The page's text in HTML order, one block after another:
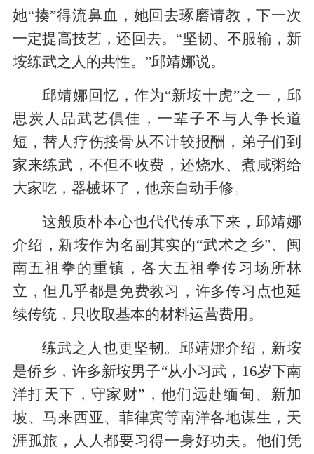
她“揍”得流鼻血，她回去琢磨请教，下一次
一定提高技艺，还回去。“坚韧、不服输，新
垵练武之人的共性。”邱靖娜说。
邱靖娜回忆，作为“新垵十虎”之一，邱
思炭人品武艺俱佳，一辈子不与人争长道
短，替人疗伤接骨从不计较报酬，弟子们到
家来练武，不但不收费，还烧水、煮咸粥给
大家吃，器械坏了，他亲自动手修。
这般质朴本心也代代传承下来，邱靖娜
介绍，新垵作为名副其实的“武术之乡”、闽
南五祖拳的重镇，各大五祖拳传习场所林
立，但几乎都是免费教习，许多传习点也延
续传统，只收取基本的材料运营费用。
练武之人也更坚韧。邱靖娜介绍，新垵
是侨乡，许多新垵男子“从小习武，16岁下南
洋打天下，守家财”，他们远赴缅甸、新加
坡、马来西亚、菲律宾等南洋各地谋生，天
涯孤旅，人人都要习得一身好功夫。他们凭